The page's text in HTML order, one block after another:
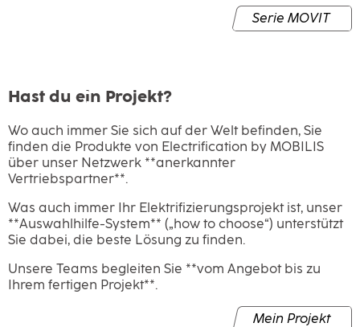
Serie MOVIT
Hast du ein Projekt?
Wo auch immer Sie sich auf der Welt befinden, Sie
finden die Produkte von Electrification by MOBILIS
über unser Netzwerk **anerkannter
Vertriebspartner**.
Was auch immer Ihr Elektrifizierungsprojekt ist, unser
**Auswahlhilfe-System** („how to choose“) unterstützt
Sie dabei, die beste Lösung zu finden.
Unsere Teams begleiten Sie **vom Angebot bis zu
Ihrem fertigen Projekt**.
Mein Projekt